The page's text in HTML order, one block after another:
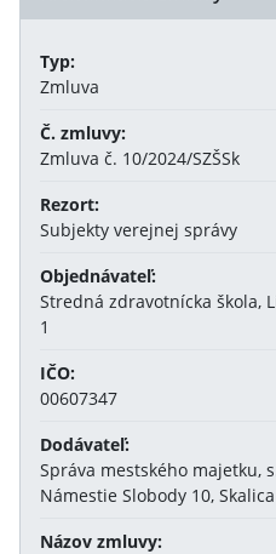
Typ:
Zmluva
Č. zmluvy:
Zmluva č. 10/2024/SZŠSk
Rezort:
Subjekty verejnej správy
Objednávateľ:
Stredná zdravotnícka škola,
1
IČO:
00607347
Dodávateľ:
Správa mestského majetku,
Námestie Slobody 10, Skalica
Názov zmluvy: